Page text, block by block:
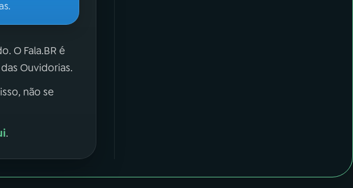
O Fala.BR é
Ouvidorias.
não se
.